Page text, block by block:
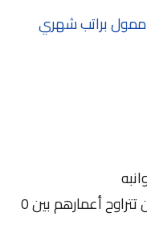
ممول براتب شهري
• الاهتمام بالعمل مع الأطفال الذين تتراوح أعمارهم بين 0